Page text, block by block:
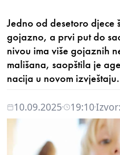
Jedno od desetoro djece
gojazno, a prvi put do
nivou ima više gojaznih
mališana, saopštila je
nacija u novom izvještaju.
10.09.2025 19:10Izvor: